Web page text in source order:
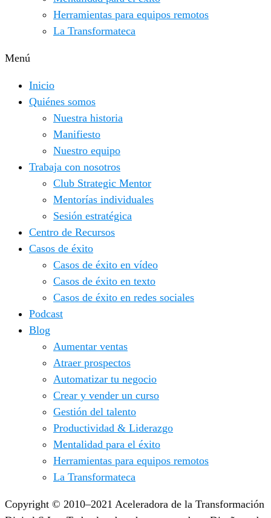
Herramientas para equipos remotos
La Transformateca
Menú
Inicio
Quiénes somos
Nuestra historia
Manifiesto
Nuestro equipo
Trabaja con nosotros
Club Strategic Mentor
Mentorías individuales
Sesión estratégica
Centro de Recursos
Casos de éxito
Casos de éxito en vídeo
Casos de éxito en texto
Casos de éxito en redes sociales
Podcast
Blog
Aumentar ventas
Atraer prospectos
Automatizar tu negocio
Crear y vender un curso
Gestión del talento
Productividad & Liderazgo
Mentalidad para el éxito
Herramientas para equipos remotos
La Transformateca
Copyright © 2010–2021 Aceleradora de la Transformación